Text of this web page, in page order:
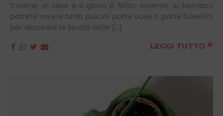
troverai in casa e il gioco è fatto: insieme ai bambini
potrete creare tanti pulcini porta uova o porta fiorellini
per decorare la tavola delle […]
LEGGI TUTTO »